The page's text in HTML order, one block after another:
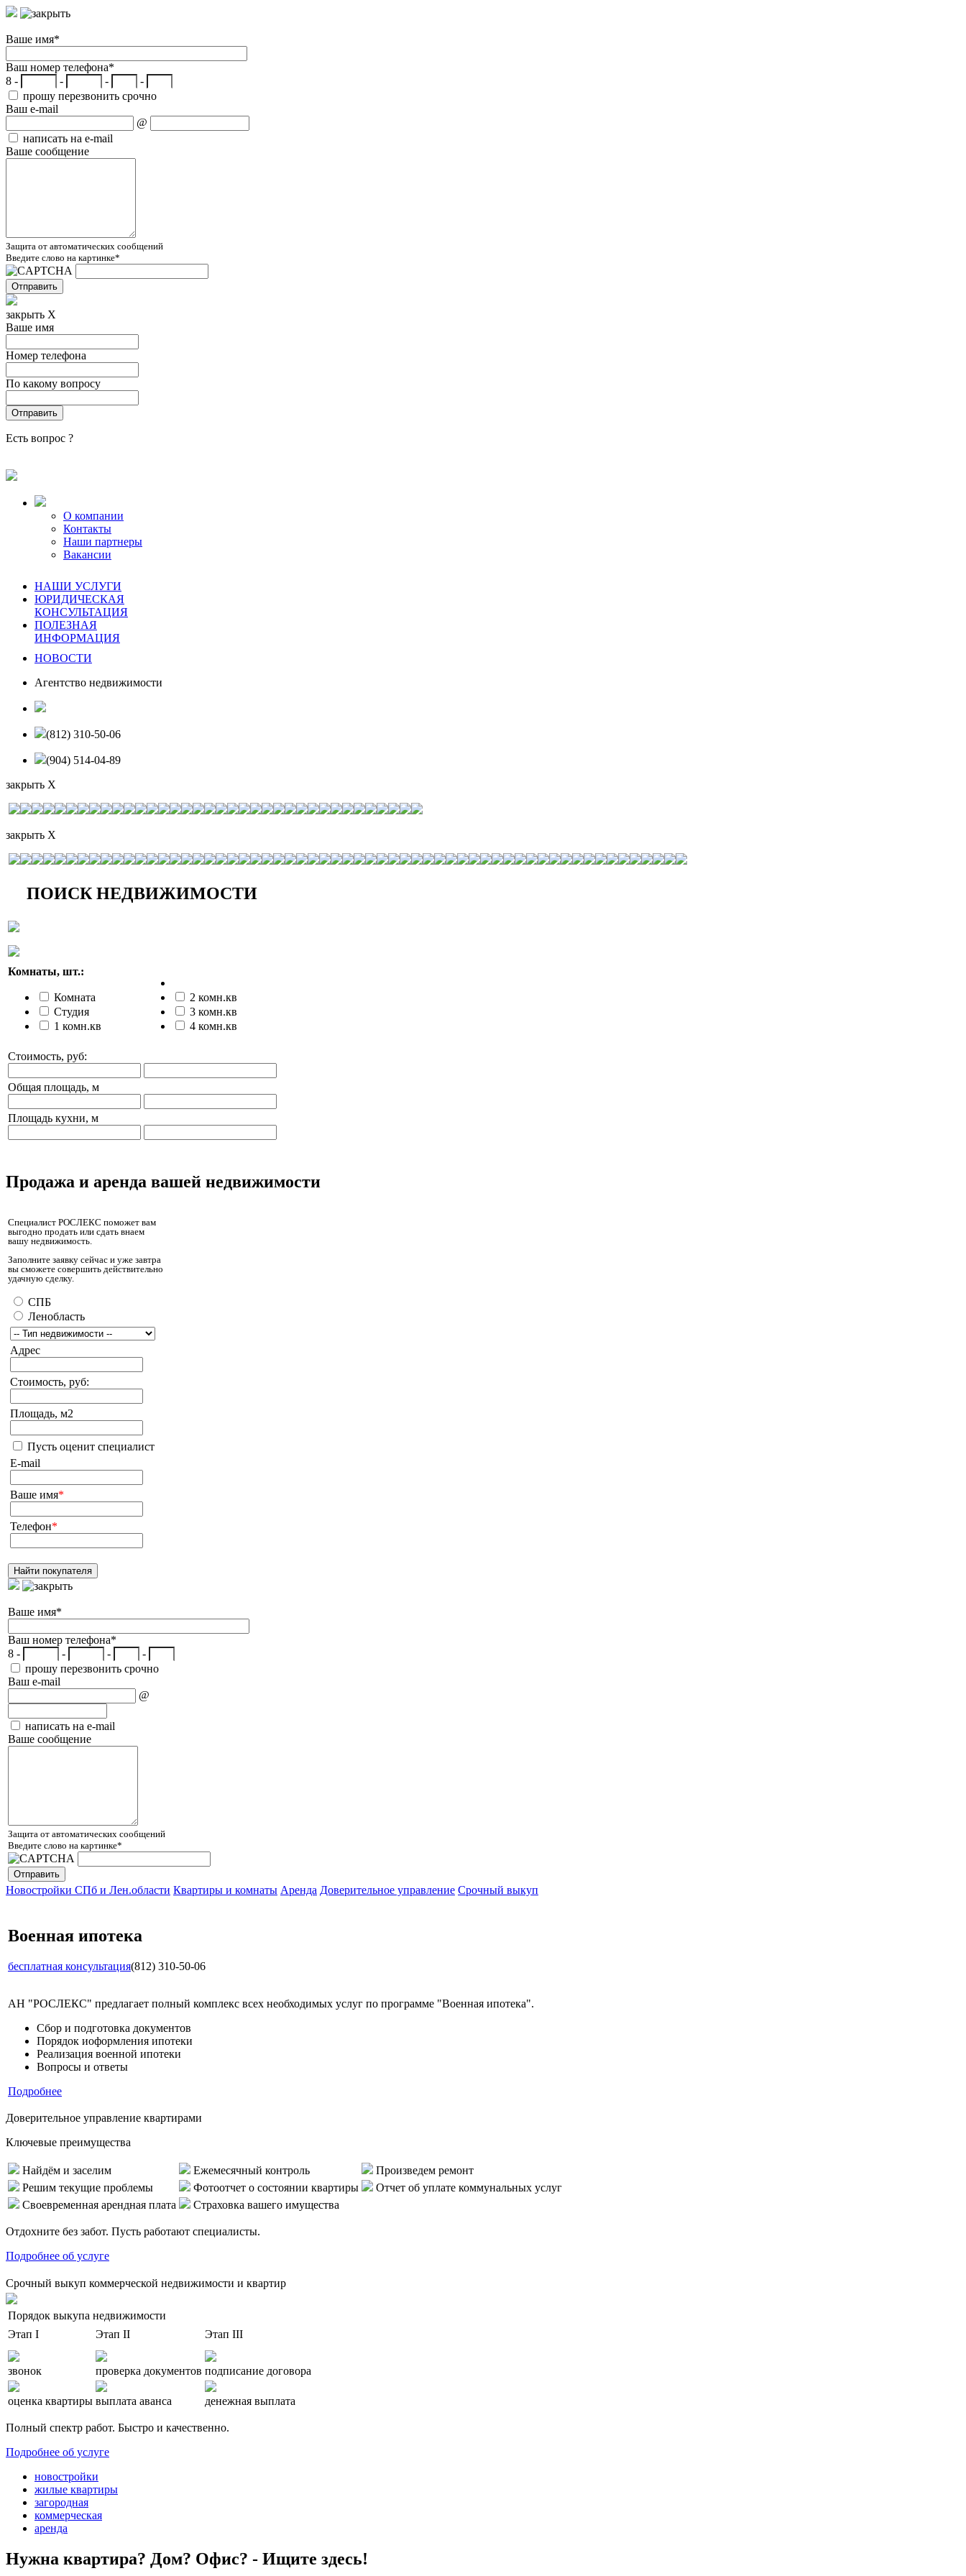
Ваше имя*
Ваш номер телефона*
8 -
- -
-
прошу перезвонить срочно
Ваш e-mail
@
написать на e-mail
Ваше сообщение
Защита от автоматических сообщений
Введите слово на картинке*
закрыть X
Ваше имя
Номер телефона
По какому вопросу
Есть вопрос ?
О компании
Контакты
Наши партнеры
Вакансии
НАШИ УСЛУГИ
ЮРИДИЧЕСКАЯ
КОНСУЛЬТАЦИЯ
ПОЛЕЗНАЯ
ИНФОРМАЦИЯ
НОВОСТИ
Агентство недвижимости
(812) 310-50-06
(904) 514-04-89
закрыть X
закрыть X
ПОИСК НЕДВИЖИМОСТИ
Комнаты, шт.:
Комната
Студия
1 комн.кв
2 комн.кв
3 комн.кв
4 комн.кв
Стоимость, руб:
Общая площадь, м
Площадь кухни, м
Продажа и аренда вашей недвижимости
Специалист РОСЛЕКС поможет вам
выгодно продать или сдать внаем
вашу недвижимость.
Заполните заявку сейчас и уже завтра
вы сможете совершить действительно
удачную сделку.
СПБ
Ленобласть
Адрес
Стоимость, руб:
Площадь, м2
Пусть оценит специалист
E-mail
Ваше имя*
Телефон*
Ваше имя*
Ваш номер телефона*
8 -
- -
-
прошу перезвонить срочно
Ваш e-mail
@
написать на e-mail
Ваше сообщение
Защита от автоматических сообщений
Введите слово на картинке*
Новостройки СПб и Лен.области Квартиры и комнаты Аренда Доверительное управление Срочный выкуп
Военная ипотека
бесплатная консультация(812) 310-50-06
АН "РОСЛЕКС" предлагает полный комплекс всех необходимых услуг по программе "Военная ипотека".
Сбор и подготовка документов
Порядок иоформления ипотеки
Реализация военной ипотеки
Вопросы и ответы
Подробнее
Доверительное управление квартирами
Ключевые преимущества
Найдём и заселим Ежемесячный контроль
Произведем ремонт
Решим текущие проблемы
Фотоотчет о состоянии квартиры
Отчет об уплате коммунальных услуг
Своевременная арендная плата
Страховка вашего имущества
Отдохните без забот. Пусть работают специалисты.
Подробнее об услуге
Срочный выкуп коммерческой недвижимости и квартир
Порядок выкупа недвижимости
Этап I
Этап II Этап III
звонок проверка документов подписание договора
оценка квартиры выплата аванса денежная выплата
Полный спектр работ. Быстро и качественно.
Подробнее об услуге
новостройки
жилые квартиры
загородная
коммерческая
аренда
Нужна квартира? Дом? Офис? - Ищите здесь!